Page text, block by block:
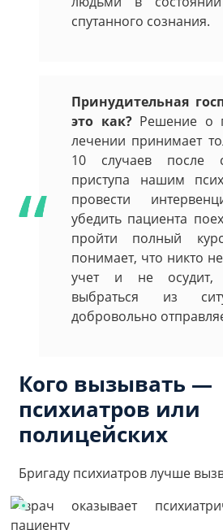
спутанного сознания.
Принудительная
это как?Решение о
лечении принимает
10 случаев после
приступа нашим
провести
убедить пациента
пройти полный
понимает, что никто
учет и не осудит,
выбраться из
добровольно
Кого вызывать —
психиатров или
полицейских
Бригаду психиатров лучше